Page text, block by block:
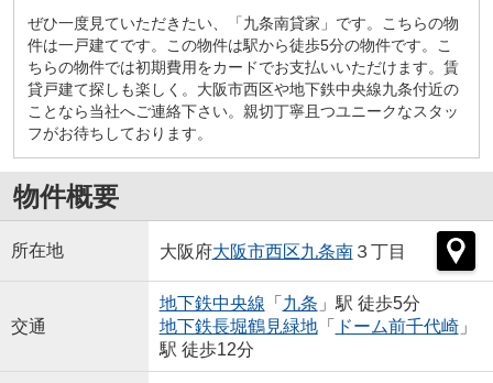
ぜひ一度見ていただきたい、「九条南貸家」です。こちらの物
件は一戸建てです。この物件は駅から徒歩5分の物件です。こ
ちらの物件では初期費用をカードでお支払いいただけます。賃
貸戸建て探しも楽しく。大阪市西区や地下鉄中央線九条付近の
ことなら当社へご連絡下さい。親切丁寧且つユニークなスタッ
フがお待ちしております。
物件概要
所在地 大阪府大阪市西区九条南３丁目
交通
地下鉄中央線 「 九条 」駅 徒歩5分
地下鉄長堀鶴見緑地「 ドーム前千代崎」
駅 徒歩12分